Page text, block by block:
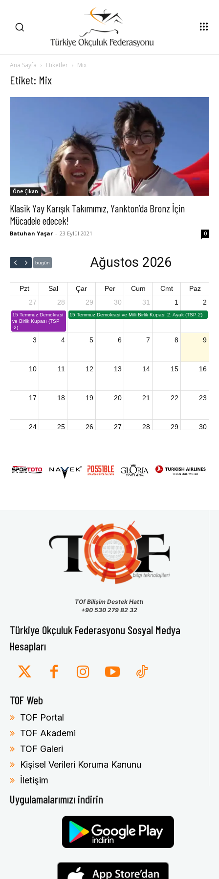
Ana Sayfa Etiketler Mix
Etiket: Mix
Öne Çıkan
Klasik Yay Karışık Takımımız, Yankton’da Bronz İçin
Mücadele edecek!
Batuhan Yaşar - 23 Eylül 2021 0
bugün Ağustos 2026
Pzt Sal Çar Per Cum Cmt
Paz
27
15 Temmuz Demokrasi
ve Birlik Kupası (TSP
-2)
28 29
15 Temmuz Demokrasi ve Milli Birlik Kupası 2. Ayak (TSP 2)
30 31 1 2
3 4 5 6 7 8 9
10 11 12 13 14 15 16
17 18 19 20 21 22 23
24 25 26 27 28 29 30
TOf Bilişim Destek Hattı
+90 530 279 82 32
Türkiye Okçuluk Federasyonu Sosyal Medya
Hesapları
TOF Web
TOF Portal
TOF Akademi
TOF Galeri
Kişisel Verileri Koruma Kanunu
İletişim
Uygulamalarımızı indirin